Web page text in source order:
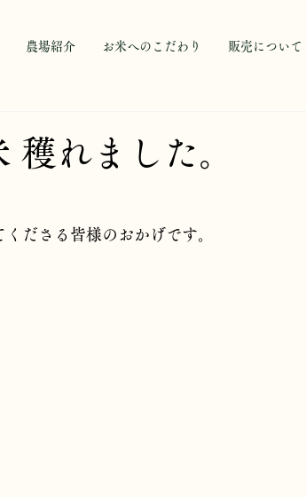
農場紹介 お米へのこだわり 販売について
穫れました。
ださる皆様のおかげです。